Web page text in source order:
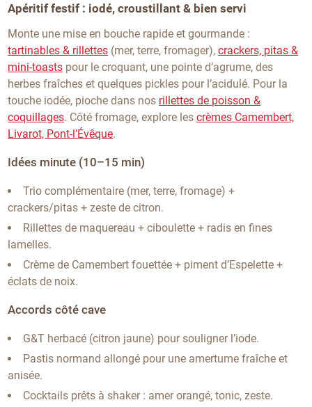
Apéritif festif : iodé, croustillant & bien servi
Monte une mise en bouche rapide et gourmande :
tartinables & rillettes (mer, terre, fromager),crackers, pitas &
mini-toasts pour le croquant, une pointe d’agrume, des
herbes fraîches et quelques pickles pour l’acidulé. Pour la
touche iodée, pioche dans nos rillettes de poisson &
coquillages. Côté fromage, explore lescrèmes Camembert,
Livarot, Pont-l’Évêque.
Idées minute (10–15 min)
Trio complémentaire (mer, terre, fromage) +
crackers/pitas + zeste de citron.
Rillettes de maquereau + ciboulette + radis en fines
lamelles.
Crème de Camembert fouettée + piment d’Espelette +
éclats de noix.
Accords côté cave
G&T herbacé (citron jaune) pour souligner l’iode.
Pastis normand allongé pour une amertume fraîche et
anisée.
Cocktails prêts à shaker : amer orangé, tonic, zeste.